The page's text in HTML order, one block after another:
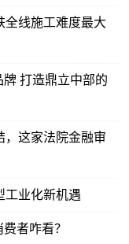
全线施工难度最大
牌 打造鼎立中部的
，这家法院金融审
工业化新机遇
者咋看？